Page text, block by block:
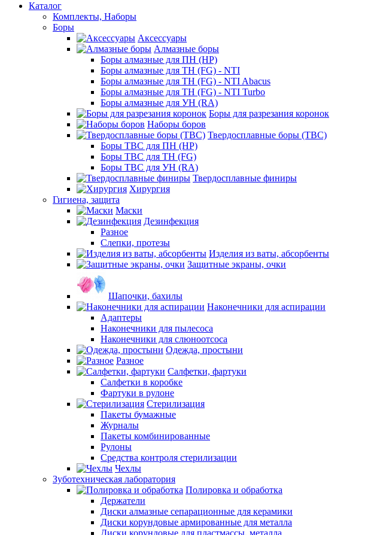
Каталог
Комплекты, Наборы
Боры
Аксессуары
Алмазные боры
Боры алмазные для ПН (HP)
Боры алмазные для ТН (FG) - NTI
Боры алмазные для ТН (FG) - NTI Abacus
Боры алмазные для ТН (FG) - NTI Turbo
Боры алмазные для УН (RA)
Боры для разрезания коронок
Наборы боров
Твердосплавные боры (ТВС)
Боры ТВС для ПН (HP)
Боры ТВС для ТН (FG)
Боры ТВС для УН (RA)
Твердосплавные финиры
Хирургия
Гигиена, защита
Маски
Дезинфекция
Разное
Слепки, протезы
Изделия из ваты, абсорбенты
Защитные экраны, очки
Шапочки, бахилы
Наконечники для аспирации
Адаптеры
Наконечники для пылесоса
Наконечники для слюноотсоса
Одежда, простыни
Разное
Салфетки, фартуки
Салфетки в коробке
Фартуки в рулоне
Стерилизация
Пакеты бумажные
Журналы
Пакеты комбинированные
Рулоны
Средства контроля стерилизации
Чехлы
Зуботехническая лаборатория
Полировка и обработка
Держатели
Диски алмазные сепарационные для керамики
Диски корундовые армированные для металла
Диски корундовые для пластмассы, металла